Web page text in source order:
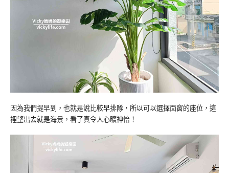
因為我們提早到，也就是說比較早排隊，所以可以選擇面窗的座位，這
裡望出去就是海景，看了真令人心曠神怡！